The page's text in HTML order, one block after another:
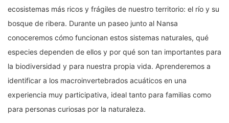
ecosistemas más ricos y frágiles de nuestro territorio: el río y su
bosque de ribera. Durante un paseo junto al Nansa
conoceremos cómo funcionan estos sistemas naturales, qué
especies dependen de ellos y por qué son tan importantes para
la biodiversidad y para nuestra propia vida. Aprenderemos a
identificar a los macroinvertebrados acuáticos en una
experiencia muy participativa, ideal tanto para familias como
para personas curiosas por la naturaleza.